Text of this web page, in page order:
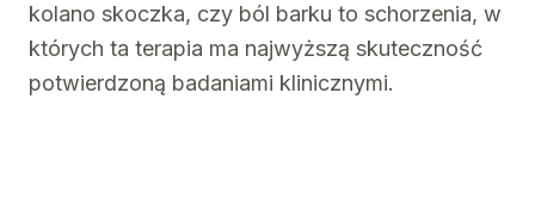
kolano skoczka, czy ból barku to schorzenia, w
których ta terapia ma najwyższą skuteczność
potwierdzoną badaniami klinicznymi.